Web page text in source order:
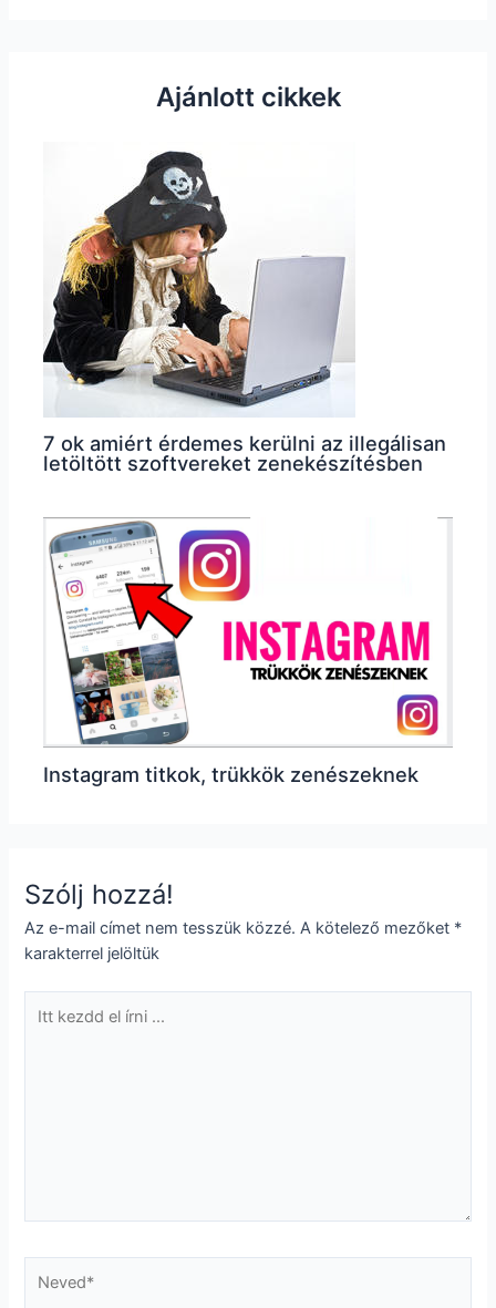
Ajánlott cikkek
7 ok amiért érdemes kerülni az illegálisan
letöltött szoftvereket zenekészítésben
Instagram titkok, trükkök zenészeknek
Szólj hozzá!
Az e-mail címet nem tesszük közzé. A kötelező mezőket *
karakterrel jelöltük
kezdd